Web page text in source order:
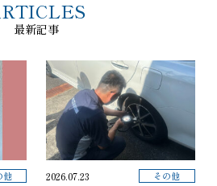
最新記事
他 2026.07.23 その他